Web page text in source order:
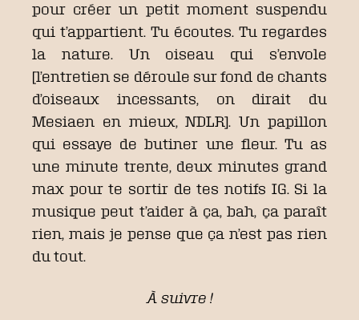
pour créer un petit moment suspendu
qui t’appartient. Tu écoutes. Tu regardes
la nature. Un oiseau qui s’envole
[l’entretien se déroule sur fond de chants
d’oiseaux incessants, on dirait du
Mesiaen en mieux, NDLR]. Un papillon
qui essaye de butiner une fleur. Tu as
une minute trente, deux minutes grand
max pour te sortir de tes notifs IG. Si la
musique peut t’aider à ça, bah, ça paraît
rien, mais je pense que ça n’est pas rien
du tout.
À suivre !